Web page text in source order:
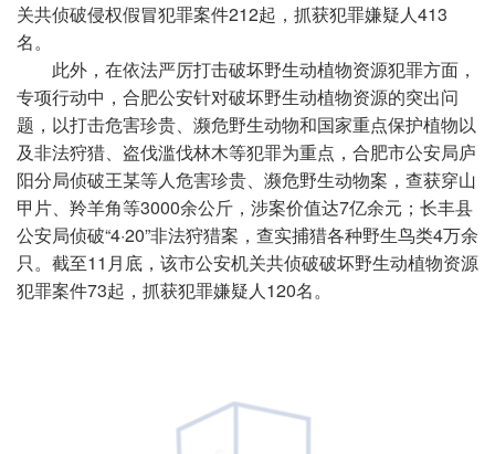
关共侦破侵权假冒犯罪案件212起，抓获犯罪嫌疑人413
名。
此外，在依法严厉打击破坏野生动植物资源犯罪方面，
专项行动中，合肥公安针对破坏野生动植物资源的突出问
题，以打击危害珍贵、濒危野生动物和国家重点保护植物以
及非法狩猎、盗伐滥伐林木等犯罪为重点，合肥市公安局庐
阳分局侦破王某等人危害珍贵、濒危野生动物案，查获穿山
甲片、羚羊角等3000余公斤，涉案价值达7亿余元；长丰县
公安局侦破“4·20”非法狩猎案，查实捕猎各种野生鸟类4万余
只。截至11月底，该市公安机关共侦破破坏野生动植物资源
犯罪案件73起，抓获犯罪嫌疑人120名。